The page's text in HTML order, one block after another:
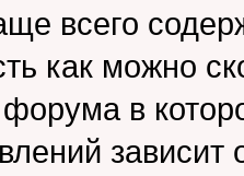
всего
как можно
в
зависит